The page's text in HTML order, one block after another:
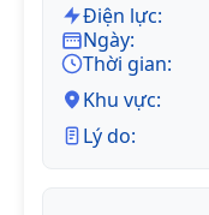
Điện lực:
Ngày:
Thời gian:
Khu vực:
Lý do: